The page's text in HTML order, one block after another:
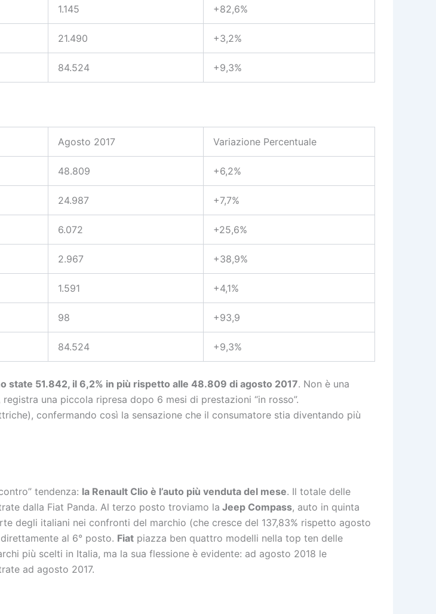
1.145 +82,6%
21.490 +3,2%
84.524 +9,3%
Agosto 2017 Variazione Percentuale
48.809 +6,2%
24.987 +7,7%
6.072 +25,6%
2.967 +38,9%
1.591 +4,1%
98 +93,9
84.524 +9,3%
state 51.842, il 6,2% in più rispetto alle 48.809 di agosto 2017. Non è una
una piccola ripresa dopo 6 mesi di prestazioni “in rosso”.
confermando così la sensazione che il consumatore stia diventando più
tendenza: la Renault Clio è l’auto più venduta del mese. Il totale delle
dalla Fiat Panda. Al terzo posto troviamo la Jeep Compass, auto in quinta
degli italiani nei confronti del marchio (che cresce del 137,83% rispetto agosto
al 6° posto. Fiat piazza ben quattro modelli nella top ten delle
più scelti in Italia, ma la sua flessione è evidente: ad agosto 2018 le
ad agosto 2017.